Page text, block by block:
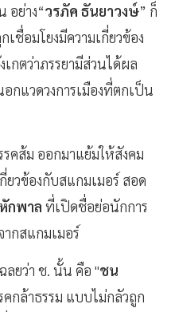
อย่าง“วรภัค ธันยาวงษ์” ก็
ชื่อมโยงมีความเกี่ยวข้อง
กตว่าภรรยามีส่วนได้ผล
กแวดวงการเมืองที่ตกเป็น
คส้ม ออกมาแย้มให้สังคม
ยวข้องกับสแกมเมอร์ สอด
กพาล ที่เปิดชื่อย่อนักการ
ากสแกมเมอร์
ลยว่า ช. นั้น คือ "ชน
คกล้าธรรม แบบไม่กลัวถูก